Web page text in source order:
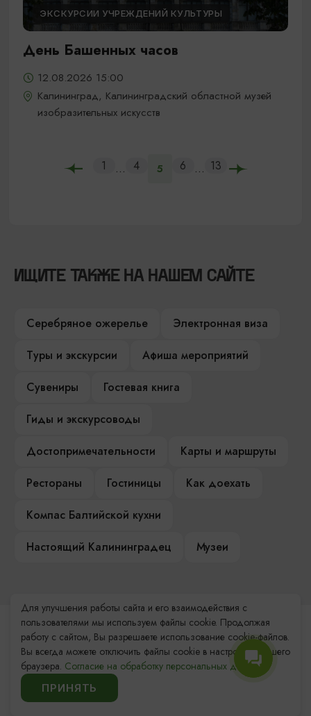
ЭКСКУРСИИ УЧРЕЖДЕНИЙ КУЛЬТУРЫ
День Башенных часов
12.08.2026 15:00
Калининград, Калининградский областной музей
изобразительных искусств
1 ... 4 5 6 ... 13
ИЩИТЕ ТАКЖЕ НА НАШЕМ САЙТЕ
Серебряное ожерелье
Электронная виза
Туры и экскурсии
Афиша мероприятий
Сувениры
Гостевая книга
Гиды и экскурсоводы
Достопримечательности
Карты и маршруты
Рестораны
Гостиницы
Как доехать
Компас Балтийской кухни
Настоящий Калининградец
Музеи
Контакты Туристского
информационного центра
+7 (4012) 555-200
Для улучшения работы сайта и его взаимодействия с
пользователями мы используем файлы cookie. Продолжая
работу с сайтом, Вы разрешаете использование cookie-файлов.
Вы всегда можете отключить файлы cookie в настройках Вашего
браузера. Согласие на обработку персональных данных.
ПРИНЯТЬ